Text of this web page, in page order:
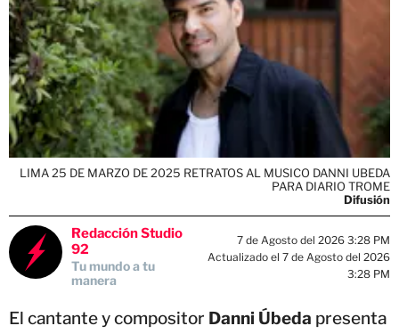
LIMA 25 DE MARZO DE 2025 RETRATOS AL MUSICO DANNI UBEDA
PARA DIARIO TROME
Difusión
Redacción Studio
92
Tu mundo a tu
manera
7 de Agosto del 2026 3:28 PM
Actualizado el 7 de Agosto del 2026
3:28 PM
El cantante y compositor Danni Úbeda presenta